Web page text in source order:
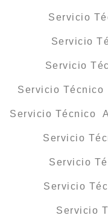
Servicio
Servicio
Servicio
Servicio
Servicio Técnico
Servicio
Servicio
Servicio
Servicio